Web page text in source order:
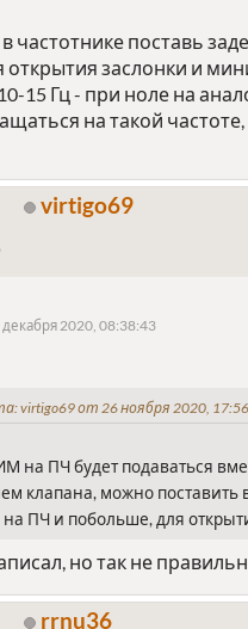
частотнике поставь
открытия заслонки и
15 Гц - при ноле на
на такой частоте,
virtigo69
декабря 2020, 08:38:43
virtigo69 от 26 ноября 2020,
на ПЧ будет подаваться
клапана, можно поставить
на ПЧ и побольше, для
но так не
rrnu36